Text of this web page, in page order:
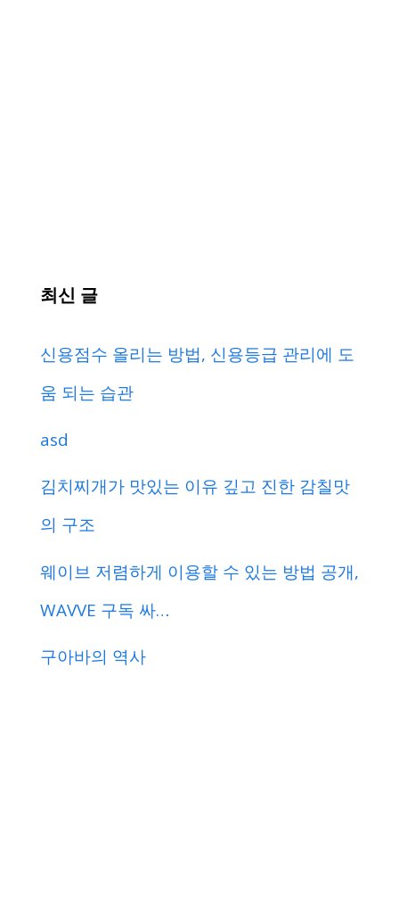
최신 글
신용점수 올리는 방법, 신용등급 관리에 도
움 되는 습관
asd
김치찌개가 맛있는 이유 깊고 진한 감칠맛
의 구조
웨이브 저렴하게 이용할 수 있는 방법 공개,
WAVVE 구독 싸…
구아바의 역사